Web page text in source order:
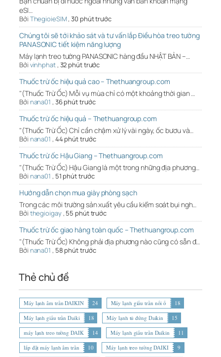
eSI…
Bởi ThegioieSIM,30 phút trước
Chúng tôi sẽ tới khảo sát và tư vấn lắp Điều hòa treo tường
PANASONIC tiết kiệm năng lượng
Máy lạnh treo tường PANASONIC hàng đầu NHẬT BẢN –…
Bởi vinhphat, 32 phút trước
Thuốc trừ ốc hiệu quả cao – Thethuangroup.com
"(Thuốc Trừ Ốc) Mỗi vụ mùa chỉ có một khoảng thời gian …
Bởi nana01 , 36 phút trước
Thuốc trừ ốc hiệu quả – Thethuangroup.com
"(Thuốc Trừ Ốc) Chỉ cần chậm xử lý vài ngày, ốc bươu và…
Bởi nana01 , 44 phút trước
Thuốc trừ ốc Hậu Giang – Thethuangroup.com
"(Thuốc Trừ Ốc) Hậu Giang là một trong những địa phương…
Bởi nana01 , 51 phút trước
Hướng dẫn chọn mua giày phòng sạch
Trong các môi trường sản xuất yêu cầu kiểm soát bụi ngh…
Bởi thegioigay, 55 phút trước
Thuốc trừ ốc giao hàng toàn quốc – Thethuangroup.com
"(Thuốc Trừ Ốc) Không phải địa phương nào cũng có sẵn đ…
Bởi nana01 , 58 phút trước
Thẻ chủ đề
Máy lạnh âm trần DAIKIN 24 Máy lạnh giấu trần nối ố
18
Máy lạnh giấu trần Daiki
18 Máy lạnh tủ đứng Daikin
15
máy lạnh treo tường DAIK
14 Máy lạnh giấu trần Daikin
11
lắp đặt máy lạnh âm trần
10 Máy lạnh treo tường DAIKI
9